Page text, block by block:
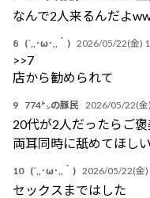
なんで2人来るんだよ
8 (´,,･ω･,,｀) 2026/05/22(金)
>>7
店から勧められて
9 774㌧の豚民 2026/05/22(金
20代が2人だったらご
両耳同時に舐めてほしい
10 (´,,･ω･,,｀) 2026/05/22(金)
セックスまではした